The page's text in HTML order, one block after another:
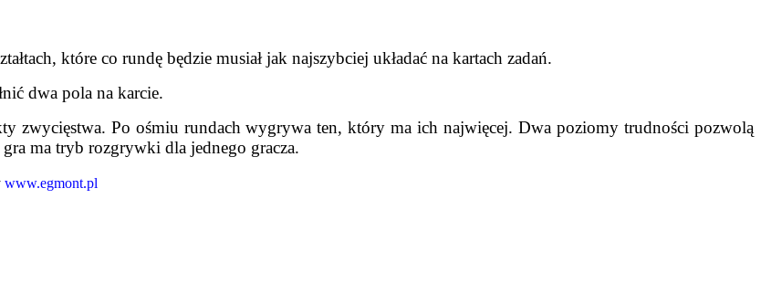
które co rundę będzie musiał jak najszybciej układać na kartach zadań.
dwa pola na karcie.
zwycięstwa. Po ośmiu rundach wygrywa ten, który ma ich najwięcej. Dwa poziomy trudności pozwolą
ma tryb rozgrywki dla jednego gracza.
www.egmont.pl